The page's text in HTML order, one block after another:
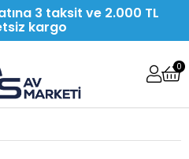
3 taksit ve 2.000 TL
kargo
0